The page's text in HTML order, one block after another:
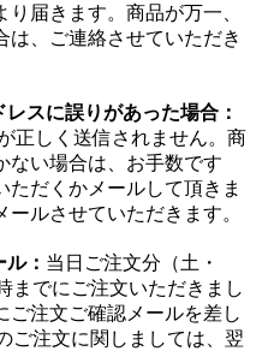
届きます。商品が万一、
は、ご連絡させていただき
スに誤りがあった場合：
正しく送信されません。商
ない場合は、お手数です
ただくかメールして頂きま
ルさせていただきます。
： 当日ご注文分（土・
までにご注文いただきまし
ご注文ご確認メールを差し
ご注文に関しましては、翌